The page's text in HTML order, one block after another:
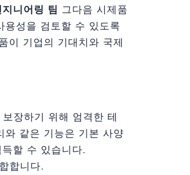
니어링 팀 그다음 시제품
성을 검토할 수 있도록
이 기업의 기대치와 국제
장하기 위해 엄격한 테
와 같은 기능은 기본 사양
할 수 있습니다.
합니다.